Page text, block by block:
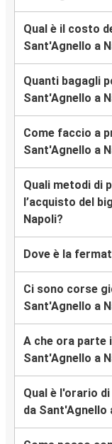
Qual è il costo
Sant'Agnello a
Quanti bagagli
Sant'Agnello a
Come faccio a
Sant'Agnello a
Quali metodi di
l’acquisto del
Napoli?
Dove è la
Ci sono corse
Sant'Agnello a
A che ora parte
Sant'Agnello a
Qual è l'orario
da Sant'Agnello